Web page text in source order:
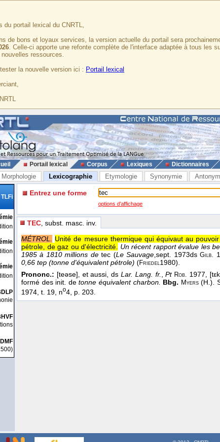
du portail lexical du CNRTL,
de bons et loyaux services, la version actuelle du portail sera
. Celle-ci apporte une refonte complète de l'interface adaptée à tous les
ressources.
la nouvelle version ici : Portail lexical
Portail lexical Corpus Lexiques Dictionnaires
Morphologie Lexicographie Etymologie Synonymie
TLFi
DMF
Entrez une forme
options d'affichage
TEC , subst. masc. inv.
MÉTROL. Unité de mesure thermique qui équivaut au
pétrole, de gaz ou d'électricité. Un récent rapport évalue les
1985 à 1810 millions detec (Le Sauvage,sept. 1973dsGilb.
0,66 tep (tonne d'équivalent pétrole) (Friedel1980).
Prononc.: [teəse], et aussi, ds Lar. Lang. fr.,Pt Rob. 1977,
formé des init. detonne équivalent charbon. Bbg. Myers(H.).
1974, t. 19, no4, p. 203.